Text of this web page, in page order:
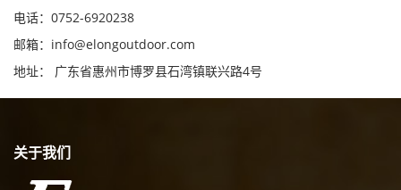
电话：0752-6920238
邮箱： info@elongoutdoor.com
地址： 广东省惠州市博罗县石湾镇联兴路4号
关于我们